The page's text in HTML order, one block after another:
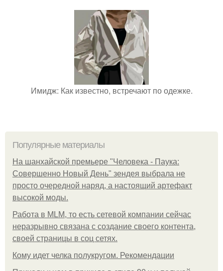
Имидж: Как известно, встречают по одежке.
Популярные материалы
На шанхайской премьере "Человека - Паука:
Совершенно Новый День" зендея выбрала не
просто очередной наряд, а настоящий артефакт
высокой моды.
Работа в MLM, то есть сетевой компании сейчас
неразрывно связана с создание своего контента,
своей страницы в соц сетях.
Кому идет челка полукругом. Рекомендации